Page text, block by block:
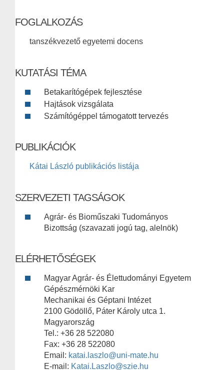
FOGLALKOZÁS
tanszékvezető egyetemi docens
KUTATÁSI TÉMA
Betakarítógépek fejlesztése
Hajtások vizsgálata
Számítógéppel támogatott tervezés
PUBLIKÁCIÓK
Kátai László publikációs listája
SZERVEZETI TAGSÁGOK
Agrár- és Bioműszaki Tudományos
Bizottság (szavazati jogú tag, alelnök)
ELÉRHETŐSÉGEK
Magyar Agrár- és Élettudományi Egyetem
Gépészmérnöki Kar
Mechanikai és Géptani Intézet
2100 Gödöllő, Páter Károly utca 1.
Magyarország
Tel.: +36 28 522080
Fax: +36 28 522080
Email: katai.laszlo@uni-mate.hu
E-mail: Katai.Laszlo@szie.hu